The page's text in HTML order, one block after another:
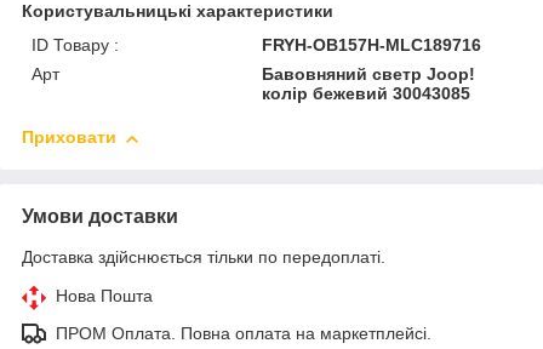
Користувальницькі характеристики
ID Товару :
FRYH-OB157H-MLC189716
Арт
Бавовняний светр Joop!
колір бежевий 30043085
Приховати
Умови доставки
Доставка здійснюється тільки по передоплаті.
Нова Пошта
ПРОМ Оплата. Повна оплата на маркетплейсі.